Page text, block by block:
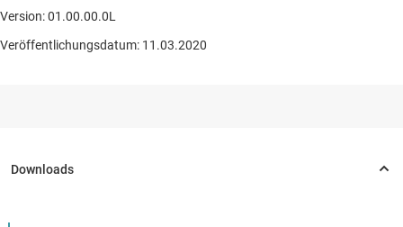
Version: 01.00.00.0L
Veröffentlichungsdatum: 11.03.2020